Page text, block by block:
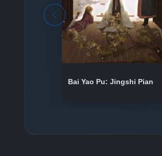
Bai Yao Pu: Jingshi Pian